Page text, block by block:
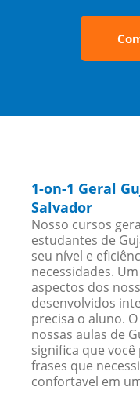
1-on-1 Geral
Salvador
Nosso cursos
estudantes de
seu nível e
necessidades.
aspectos dos
desenvolvidos
precisa o aluno.
nossas aulas de
significa que
frases que
confortavel em